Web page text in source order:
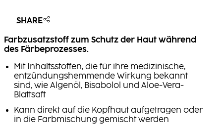
SHARE
Farbzusatzstoff zum Schutz der Haut während
des Färbeprozesses.
Mit Inhaltsstoffen, die für ihre medizinische,
entzündungshemmende Wirkung bekannt
sind, wie Algenöl, Bisabolol und Aloe-Vera-
Blattsaft
Kann direkt auf die Kopfhaut aufgetragen oder
in die Farbmischung gemischt werden